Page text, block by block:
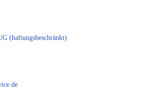
(haftungsbeschränkt)